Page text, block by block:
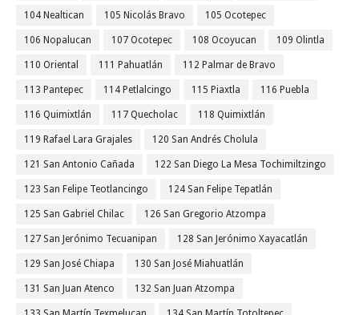
104 Nealtican 105 Nicolás Bravo 105 Ocotepec
106 Nopalucan 107 Ocotepec 108 Ocoyucan 109 Olintla
110 Oriental 111 Pahuatlán 112 Palmar de Bravo
113 Pantepec 114 Petlalcingo 115 Piaxtla 116 Puebla
116 Quimixtlán 117 Quecholac 118 Quimixtlán
119 Rafael Lara Grajales 120 San Andrés Cholula
121 San Antonio Cañada 122 San Diego La Mesa Tochimiltzingo
123 San Felipe Teotlancingo 124 San Felipe Tepatlán
125 San Gabriel Chilac 126 San Gregorio Atzompa
127 San Jerónimo Tecuanipan 128 San Jerónimo Xayacatlán
129 San José Chiapa 130 San José Miahuatlán
131 San Juan Atenco 132 San Juan Atzompa